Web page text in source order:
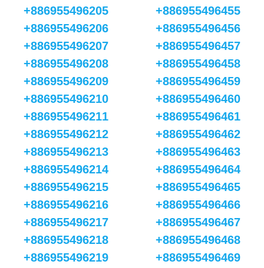
+886955496205
+886955496206
+886955496207
+886955496208
+886955496209
+886955496210
+886955496211
+886955496212
+886955496213
+886955496214
+886955496215
+886955496216
+886955496217
+886955496218
+886955496219
+886955496455
+886955496456
+886955496457
+886955496458
+886955496459
+886955496460
+886955496461
+886955496462
+886955496463
+886955496464
+886955496465
+886955496466
+886955496467
+886955496468
+886955496469